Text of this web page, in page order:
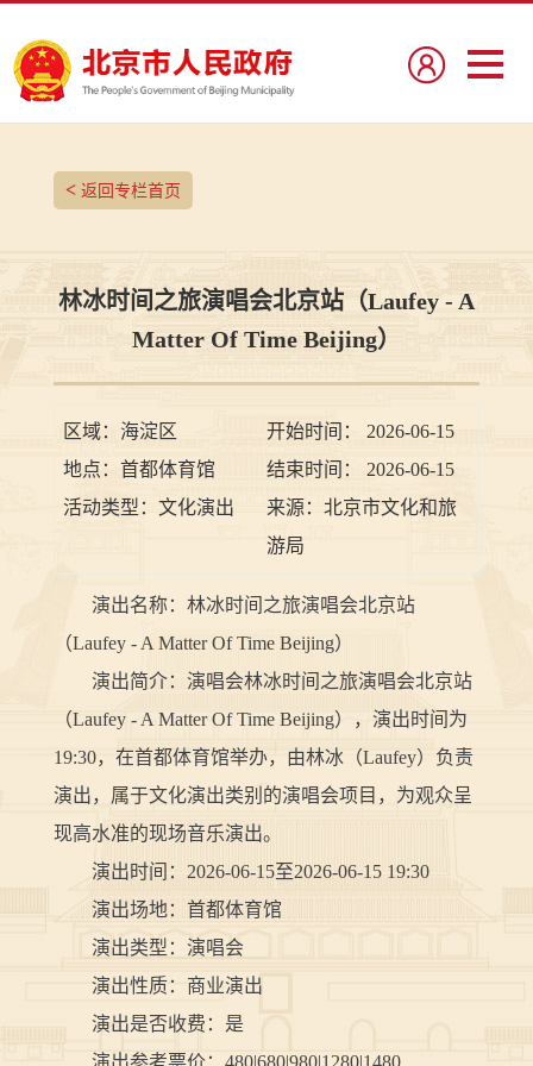
<返回专栏首页
林冰时间之旅演唱会北京站（Laufey - A
Matter Of Time Beijing）
区域： 海淀区 开始时间：
2026-06-15
地点： 首都体育馆 结束时间：
2026-06-15
活动类型： 文化演出 来源： 北京市文化和旅
游局
演出名称：林冰时间之旅演唱会北京站
（Laufey - A Matter Of Time Beijing）
演出简介：演唱会林冰时间之旅演唱会北京站
（Laufey - A Matter Of Time Beijing），演出时间为
19:30，在首都体育馆举办，由林冰（Laufey）负责
演出，属于文化演出类别的演唱会项目，为观众呈
现高水准的现场音乐演出。
演出时间：2026-06-15至2026-06-15 19:30
演出场地：首都体育馆
演出类型：演唱会
演出性质：商业演出
演出是否收费：是